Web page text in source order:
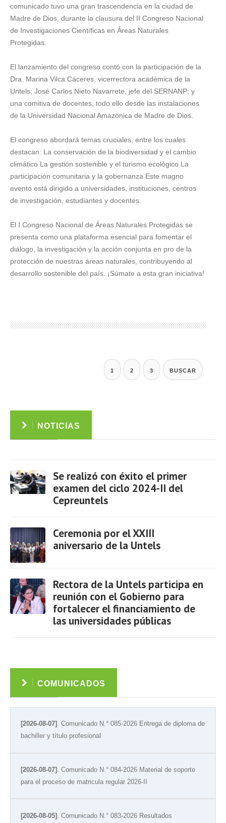
comunicado tuvo una gran trascendencia en la ciudad de
Madre de Dios, durante la clausura del II Congreso Nacional
de Investigaciones Científicas en Áreas Naturales
Protegidas.
El lanzamiento del congreso contó con la participación de la
Dra. Marina Vilca Cáceres, vicerrectora académica de la
Untels; José Carlos Nieto Navarrete, jefe del SERNANP; y
una comitiva de docentes, todo ello desde las instalaciones
de la Universidad Nacional Amazónica de Madre de Dios.
El congreso abordará temas cruciales, entre los cuales
destacan: La conservación de la biodiversidad y el cambio
climático La gestión sostenible y el turismo ecológico La
participación comunitaria y la gobernanza Este magno
evento está dirigido a universidades, instituciones, centros
de investigación, estudiantes y docentes.
El I Congreso Nacional de Áreas Naturales Protegidas se
presenta como una plataforma esencial para fomentar el
diálogo, la investigación y la acción conjunta en pro de la
protección de nuestras áreas naturales, contribuyendo al
desarrollo sostenible del país. ¡Súmate a esta gran iniciativa!
1 2 3 BUSCAR
NOTICIAS
Se realizó con éxito el primer
examen del ciclo 2024-II del
Cepreuntels
Ver
Ceremonia por el XXIII
aniversario de la Untels
Rectora de la Untels participa en
reunión con el Gobierno para
fortalecer el financiamiento de
las universidades públicas
COMUNICADOS
[2026-08-07] . Comunicado N.° 085-2026 Entrega de diploma de
bachiller y título profesional
[2026-08-07] . Comunicado N.° 084-2026 Material de soporte
para el proceso de matricula regular 2026-II
[2026-08-05] . Comunicado N.° 083-2026 Resultados